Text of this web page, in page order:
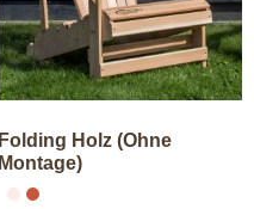
Folding Holz (Ohne
Montage)